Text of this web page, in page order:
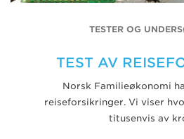
TESTER OG
TEST AV
Norsk Familieøkonomi
reiseforsikringer. Vi viser
titusenvis av